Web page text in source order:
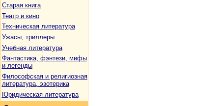
Старая книга
Театр и кино
Техническая литература
Ужасы, триллеры
Учебная литература
Фантастика, фэнтези, мифы
и легенды
Философская и религиозная
литература, эзотерика
Юридическая литература